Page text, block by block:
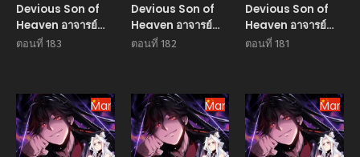
Devious Son of
Heaven อาจารย์
ศิษย์บ้าขอกบฎนะ
ตอนที่ 183
Devious Son of
Heaven อาจารย์
ศิษย์บ้าขอกบฎนะ
ตอนที่ 182
Devious Son of
Heaven อาจารย์
ศิษย์บ้าขอกบฎนะ
ตอนที่ 181
Manhua Manhua